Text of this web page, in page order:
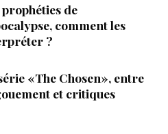
prophéties de
comment les
?
«The Chosen», entre
et critiques